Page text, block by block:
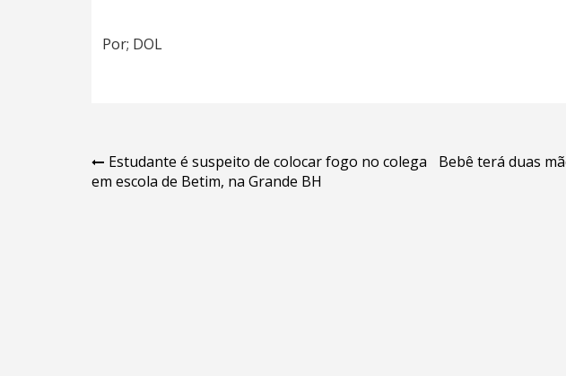
Por; DOL
Navegação
de
Estudante é suspeito de colocar fogo no colega
em escola de Betim, na Grande BH
Bebê terá duas